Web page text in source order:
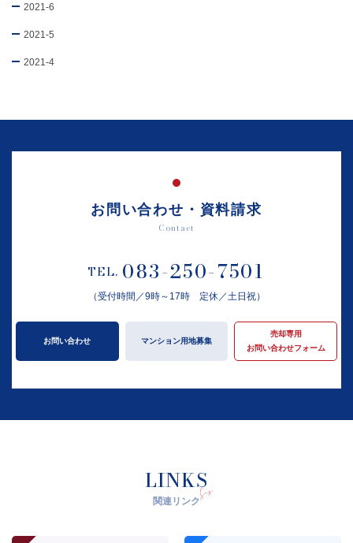
2021-6
2021-5
2021-4
お問い合わせ・資料請求
Contact
TEL. 083-250-7501
（受付時間／9時～17時 定休／土日祝）
お問い合わせ マンション用地募集
売却専用
お問い合わせフォーム
LINKS
関連リンク